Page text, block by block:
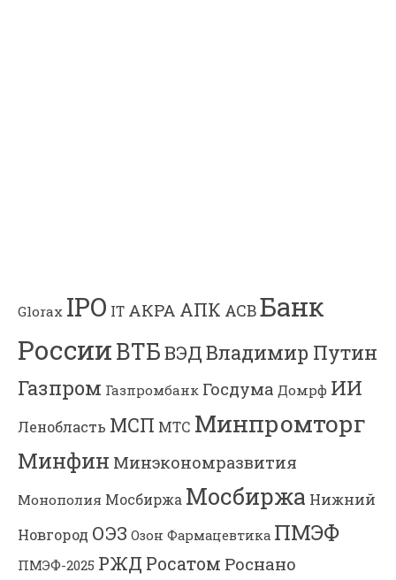
Glorax IPO IT АКРА АПК АСВБанк
РоссииВТБВЭДВладимир Путин
Газпром Газпромбанк Госдума Домрф ИИ
Ленобласть МСП МТС Минпромторг
Минфин Минэкономразвития
Монополия Мосбиржа Мосбиржа Нижний
Новгород ОЭЗ Озон Фармацевтика ПМЭФ
ПМЭФ-2025 РЖД Росатом Роснано